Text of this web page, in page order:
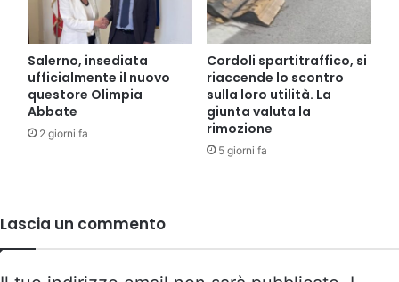
Salerno, insediata
ufficialmente il nuovo
questore Olimpia
Abbate
2 giorni fa
Cordoli spartitraffico, si
riaccende lo scontro
sulla loro utilità. La
giunta valuta la
rimozione
5 giorni fa
Lascia un commento